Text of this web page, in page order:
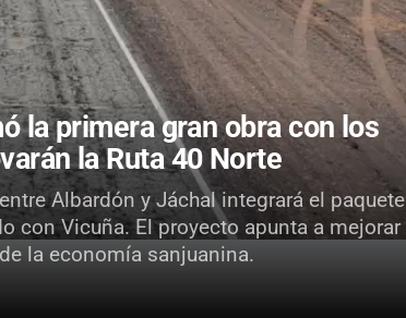
la primera gran obra con los
la Ruta 40 Norte
Albardón y Jáchal integrará el paquete
con Vicuña. El proyecto apunta a mejorar
la economía sanjuanina.